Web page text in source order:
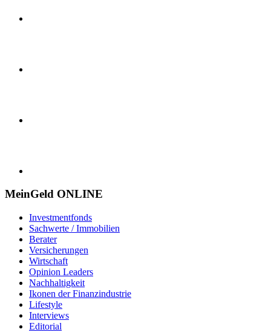
MeinGeld ONLINE
Investmentfonds
Sachwerte / Immobilien
Berater
Versicherungen
Wirtschaft
Opinion Leaders
Nachhaltigkeit
Ikonen der Finanzindustrie
Lifestyle
Interviews
Editorial